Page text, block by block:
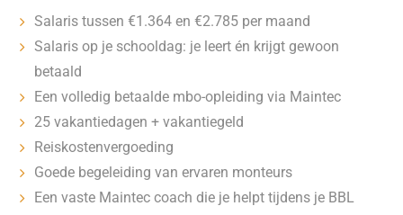
Salaris tussen €1.364 en €2.785 per maand
Salaris op je schooldag: je leert én krijgt gewoon
betaald
Een volledig betaalde mbo-opleiding via Maintec
25 vakantiedagen + vakantiegeld
Reiskostenvergoeding
Goede begeleiding van ervaren monteurs
Een vaste Maintec coach die je helpt tijdens je BBL